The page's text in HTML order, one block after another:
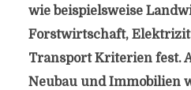
wie beispielsweise
Forstwirtschaft,
Transport Kriterien fest.
Neubau und Immobilien